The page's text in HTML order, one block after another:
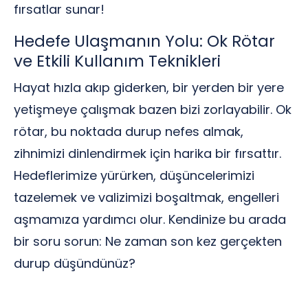
fırsatlar sunar!
Hedefe Ulaşmanın Yolu: Ok Rötar
ve Etkili Kullanım Teknikleri
Hayat hızla akıp giderken, bir yerden bir yere
yetişmeye çalışmak bazen bizi zorlayabilir. Ok
rötar, bu noktada durup nefes almak,
zihnimizi dinlendirmek için harika bir fırsattır.
Hedeflerimize yürürken, düşüncelerimizi
tazelemek ve valizimizi boşaltmak, engelleri
aşmamıza yardımcı olur. Kendinize bu arada
bir soru sorun: Ne zaman son kez gerçekten
durup düşündünüz?